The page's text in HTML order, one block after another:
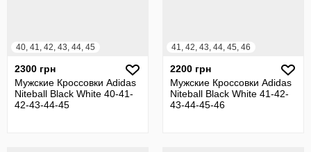
40, 41, 42, 43, 44, 45
2300 грн
Мужские Кроссовки Adidas
Niteball Black White 40-41-
42-43-44-45
41, 42, 43, 44, 45, 46
2200 грн
Мужские Кроссовки Adidas
Niteball Black White 41-42-
43-44-45-46